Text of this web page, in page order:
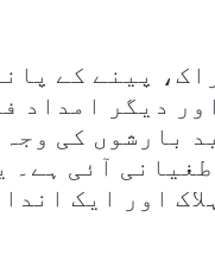
پینے کے
دیگر امداد
بارشوں کی وجہ
آئی ہے۔